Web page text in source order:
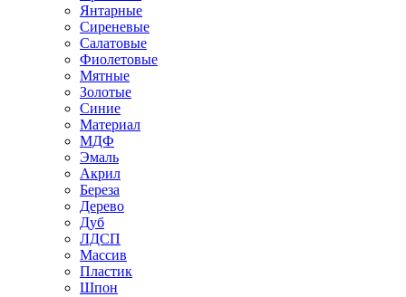
Янтарные
Сиреневые
Салатовые
Фиолетовые
Мятные
Золотые
Синие
Материал
МДФ
Эмаль
Акрил
Береза
Дерево
Дуб
ЛДСП
Массив
Пластик
Шпон